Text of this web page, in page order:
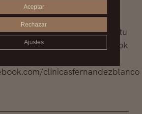
malos, consulta con
elDr. Fernández Blanco, pide tu
24 o entra en nuestro facebook
clinicasfernandezblanco
Aceptar
Rechazar
Ajustes